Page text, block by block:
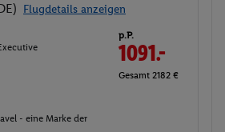
Flugdetails anzeigen
p.P.
1091.-
Gesamt 2182 €
- eine Marke der